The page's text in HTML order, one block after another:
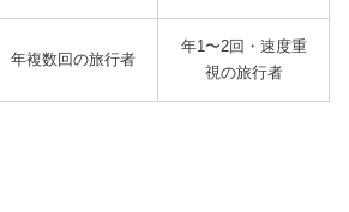
年複数回の旅行者
年1〜2回・速度重
視の旅行者